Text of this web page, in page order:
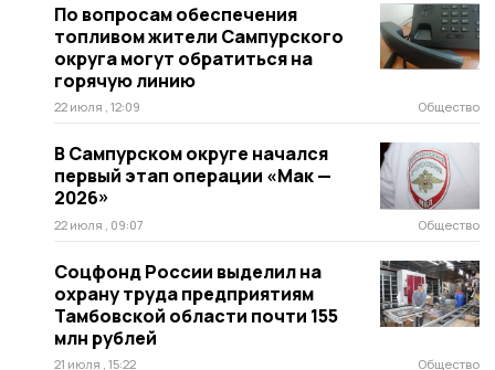
По вопросам обеспечения
топливом жители Сампурского
округа могут обратиться на
горячую линию
22 июля , 12:09 Общество
В Сампурском округе начался
первый этап операции «Мак —
2026»
22 июля , 09:07 Общество
Соцфонд России выделил на
охрану труда предприятиям
Тамбовской области почти 155
млн рублей
21 июля , 15:22 Общество